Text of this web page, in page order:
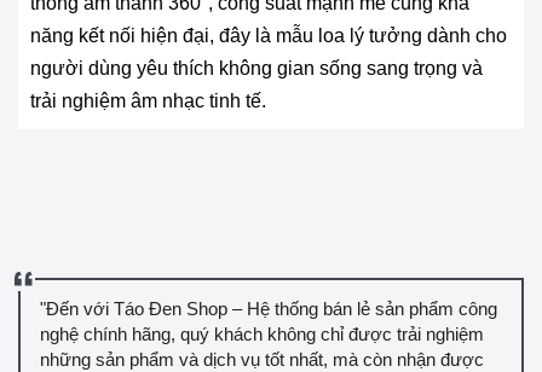
năng kết nối hiện đại, đây là mẫu loa lý tưởng dành cho
người dùng yêu thích không gian sống sang trọng và
trải nghiệm âm nhạc tinh tế.
"Đến với Táo Đen Shop – Hệ thống bán lẻ sản phẩm công
nghệ chính hãng, quý khách không chỉ được trải nghiệm
những sản phẩm và dịch vụ tốt nhất, mà còn nhận được